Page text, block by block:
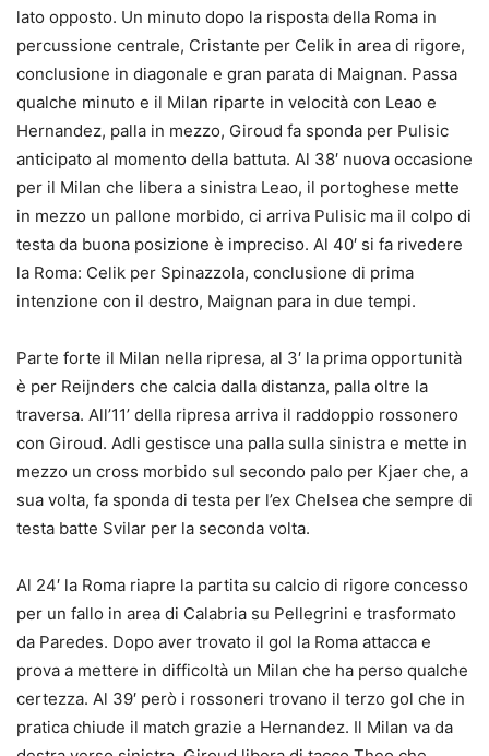
lato opposto. Un minuto dopo la risposta della Roma in
percussione centrale, Cristante per Celik in area di rigore,
conclusione in diagonale e gran parata di Maignan. Passa
qualche minuto e il Milan riparte in velocità con Leao e
Hernandez, palla in mezzo, Giroud fa sponda per Pulisic
anticipato al momento della battuta. Al 38′ nuova occasione
per il Milan che libera a sinistra Leao, il portoghese mette
in mezzo un pallone morbido, ci arriva Pulisic ma il colpo di
testa da buona posizione è impreciso. Al 40′ si fa rivedere
la Roma: Celik per Spinazzola, conclusione di prima
intenzione con il destro, Maignan para in due tempi.
Parte forte il Milan nella ripresa, al 3′ la prima opportunità
è per Reijnders che calcia dalla distanza, palla oltre la
traversa. All’11’ della ripresa arriva il raddoppio rossonero
con Giroud. Adli gestisce una palla sulla sinistra e mette in
mezzo un cross morbido sul secondo palo per Kjaer che, a
sua volta, fa sponda di testa per l’ex Chelsea che sempre di
testa batte Svilar per la seconda volta.
Al 24′ la Roma riapre la partita su calcio di rigore concesso
per un fallo in area di Calabria su Pellegrini e trasformato
da Paredes. Dopo aver trovato il gol la Roma attacca e
prova a mettere in difficoltà un Milan che ha perso qualche
certezza. Al 39′ però i rossoneri trovano il terzo gol che in
pratica chiude il match grazie a Hernandez. Il Milan va da